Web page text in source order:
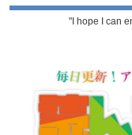
"I hope I can